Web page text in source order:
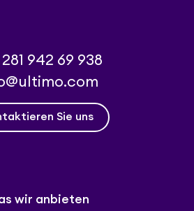
942 69 938
Sie uns
wir anbieten